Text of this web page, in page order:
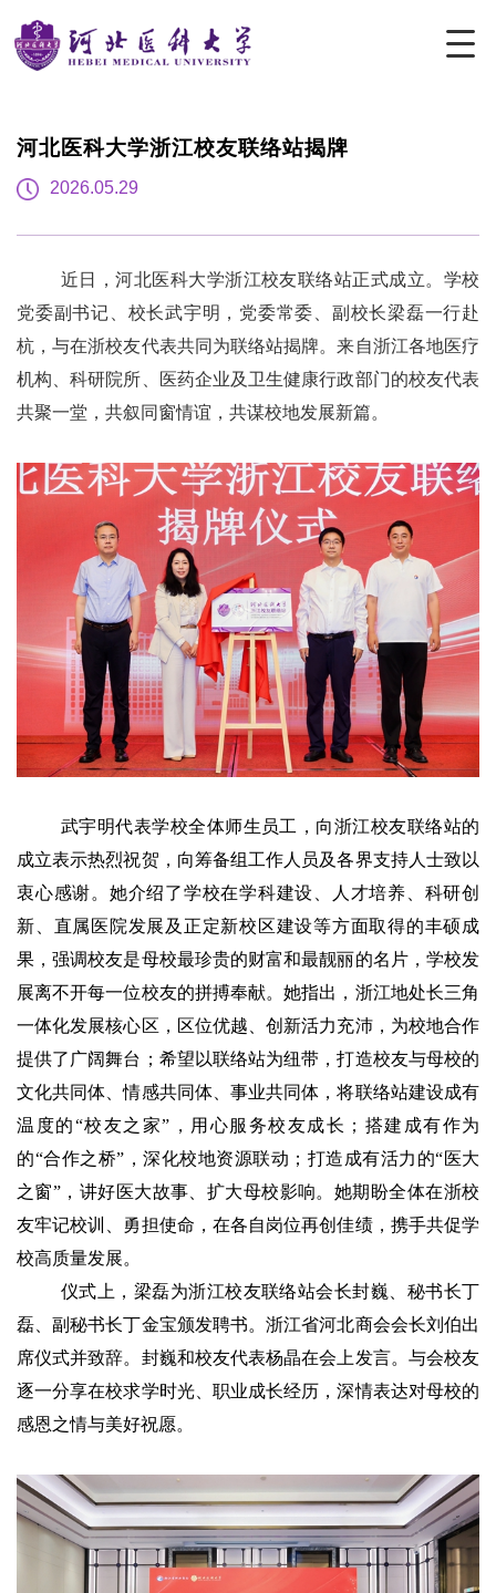
河北医科大学浙江校友联络站揭牌
2026.05.29
近日，河北医科大学浙江校友联络站正式成立。学校
党委副书记、校长武宇明，党委常委、副校长梁磊一行赴
杭，与在浙校友代表共同为联络站揭牌。来自浙江各地医疗
机构、科研院所、医药企业及卫生健康行政部门的校友代表
共聚一堂，共叙同窗情谊，共谋校地发展新篇。
武宇明代表学校全体师生员工，向浙江校友联络站的
成立表示热烈祝贺，向筹备组工作人员及各界支持人士致以
衷心感谢。她介绍了学校在学科建设、人才培养、科研创
新、直属医院发展及正定新校区建设等方面取得的丰硕成
果，强调校友是母校最珍贵的财富和最靓丽的名片，学校发
展离不开每一位校友的拼搏奉献。她指出，浙江地处长三角
一体化发展核心区，区位优越、创新活力充沛，为校地合作
提供了广阔舞台；希望以联络站为纽带，打造校友与母校的
文化共同体、情感共同体、事业共同体，将联络站建设成有
温度的“校友之家”，用心服务校友成长；搭建成有作为
的“合作之桥”，深化校地资源联动；打造成有活力的“医大
之窗”，讲好医大故事、扩大母校影响。她期盼全体在浙校
友牢记校训、勇担使命，在各自岗位再创佳绩，携手共促学
校高质量发展。
仪式上，梁磊为浙江校友联络站会长封巍、秘书长丁
磊、副秘书长丁金宝颁发聘书。浙江省河北商会会长刘伯出
席仪式并致辞。封巍和校友代表杨晶在会上发言。与会校友
逐一分享在校求学时光、职业成长经历，深情表达对母校的
感恩之情与美好祝愿。